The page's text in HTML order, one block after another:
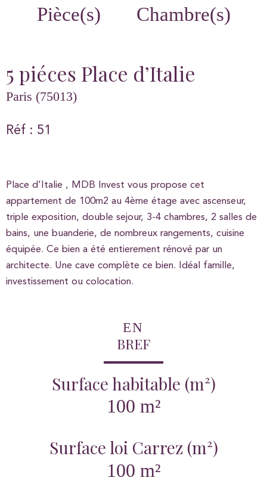
Pièce(s) Chambre(s)
5 piéces Place d’Italie
Paris (75013)
Réf : 51
Place d’Italie , MDB Invest vous propose cet
appartement de 100m2 au 4ème étage avec ascenseur,
triple exposition, double sejour, 3-4 chambres, 2 salles de
bains, une buanderie, de nombreux rangements, cuisine
équipée. Ce bien a été entierement rénové par un
architecte. Une cave complète ce bien. Idéal famille,
investissement ou colocation.
EN
BREF
Surface habitable (m²)
100 m²
Surface loi Carrez (m²)
100 m²